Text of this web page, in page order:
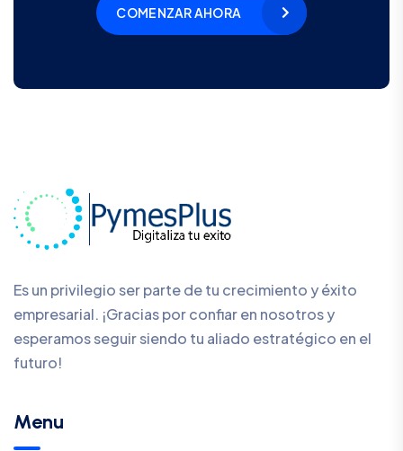
COMENZAR AHORA
Es un privilegio ser parte de tu crecimiento y éxito
empresarial. ¡Gracias por confiar en nosotros y
esperamos seguir siendo tu aliado estratégico en el
futuro!
Menu